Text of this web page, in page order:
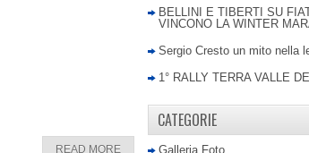
READ MORE
BELLINI E TIBERTI SU
VINCONO LA WINTER
Sergio Cresto un mito nella
1° RALLY TERRA VALLE
CATEGORIE
Galleria Foto